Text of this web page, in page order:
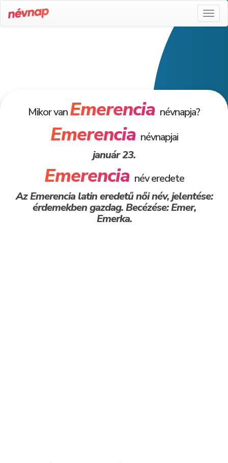
Mikor vanEmerencia névnapja?
Emerencia névnapjai
január 23.
Emerencia név eredete
Az Emerencia latin eredetű női név, jelentése:
érdemekben gazdag. Becézése: Emer,
Emerka.